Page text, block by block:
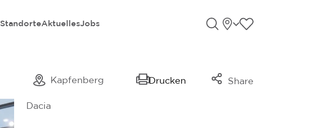
StandorteAktuellesJobs StandorteFavoriten
Kapfenberg Drucken Share
Dacia